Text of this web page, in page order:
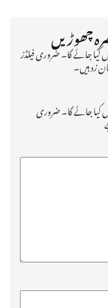
چھوڑیں
جائے گا۔ ضروری فیلڈز
زد ہیں۔
جائے گا۔ضروری